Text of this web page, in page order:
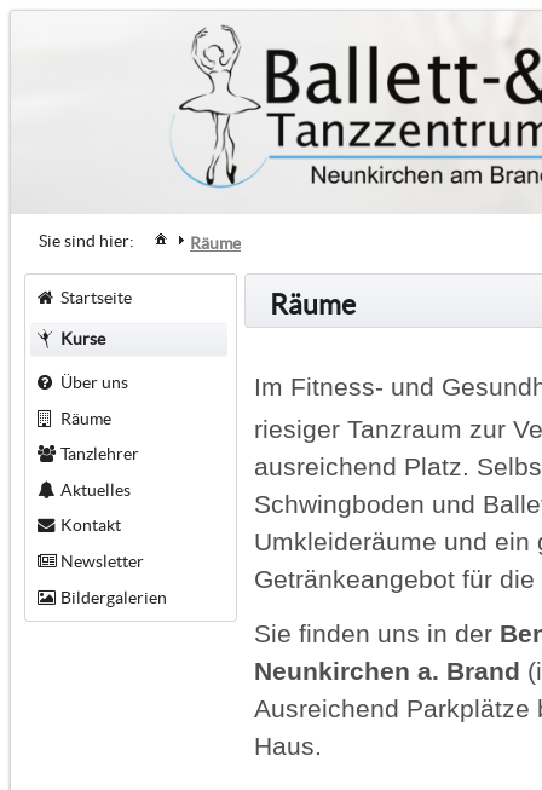
Sie sind hier: Räume
Startseite
Kurse
Über uns
Räume
Tanzlehrer
Aktuelles
Kontakt
Newsletter
Bildergalerien
Räume
Im Fitness- und
riesiger Tanzraum zur
ausreichend Platz.
Schwingboden und
Umkleideräume und ein
Getränkeangebot für
Sie finden uns in der
Neunkirchen a. Brand
Ausreichend Parkplätze
Haus.